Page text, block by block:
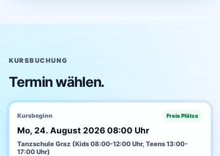
KURSBUCHUNG
Termin wählen.
Kursbeginn Freie Plätze
Mo, 24. August 2026 08:00 Uhr
Tanzschule Graz (Kids 08:00-12:00 Uhr, Teens 13:00-
17:00 Uhr)